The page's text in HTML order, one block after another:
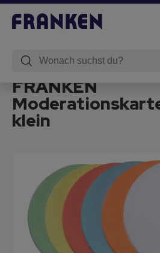
FRANKEN
klein